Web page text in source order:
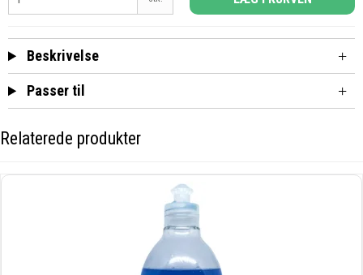
Beskrivelse
Passer til
Relaterede produkter